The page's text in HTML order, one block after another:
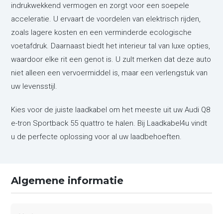
indrukwekkend vermogen en zorgt voor een soepele
acceleratie. U ervaart de voordelen van elektrisch rijden,
zoals lagere kosten en een verminderde ecologische
voetafdruk. Daarnaast biedt het interieur tal van luxe opties,
waardoor elke rit een genot is. U zult merken dat deze auto
niet alleen een vervoermiddel is, maar een verlengstuk van
uw levensstijl.
Kies voor de juiste laadkabel om het meeste uit uw Audi Q8
e-tron Sportback 55 quattro te halen. Bij Laadkabel4u vindt
u de perfecte oplossing voor al uw laadbehoeften.
Algemene informatie